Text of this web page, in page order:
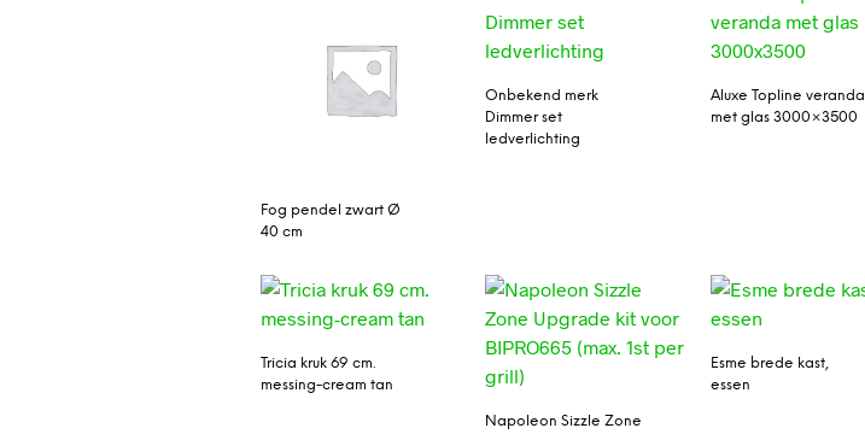
Fog pendel zwart Ø
40 cm
Onbekend merk
Dimmer set
ledverlichting
Aluxe Topline veranda
met glas 3000×3500
Tricia kruk 69 cm.
messing-cream tan
Napoleon Sizzle Zone
Esme brede kast,
essen